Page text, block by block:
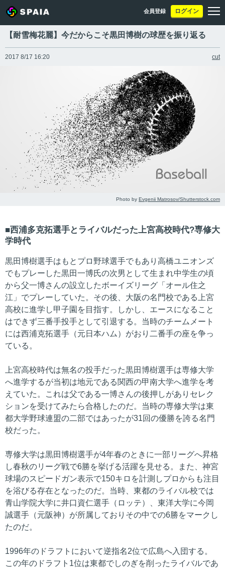
会員登録 ログイン
【耐雪梅花麗】今だからこそ黒田博樹の球歴を振り返る
2017 8/17 16:20 cut
Photo by Evgenii Matrosov/Shutterstock.com
西浦多克拓選手とライバルだった上宮高校時代?専修大
学時代
黒田博樹選手はもとプロ野球選手でもあり高橋ユニオンズ
でもプレーした黒田一博氏の次男として生まれ中学生の頃
から父一博さんの設立したボーイズリーグ「オール住之
江」でプレーしていた。その後、大阪の名門校である上宮
高校に進学し甲子園を目指す。しかし、エースになること
はできず三番手投手として引退する。当時のチームメート
には西浦克拓選手（元日本ハム）がおり二番手の座を争っ
ている。
上宮高校時代は無名の投手だった黒田博樹選手は専修大学
へ進学するが当初は地元である関西の甲南大学へ進学を考
えていた。これは父である一博さんの後押しがありセレク
ションを受けてみたら合格したのだ。当時の専修大学は東
都大学野球連盟の二部ではあったが31回の優勝を誇る名門
校だった。
専修大学は黒田博樹選手が4年春のときに一部リーグへ昇格
し春秋のリーグ戦で6勝を挙げる活躍を見せる。また、神宮
球場のスピードガン表示で150キロを計測しプロからも注目
を浴びる存在となったのだ。当時、東都のライバル校では
青山学院大学に井口資仁選手（ロッテ）、東洋大学に今岡
誠選手（元阪神）が所属しておりその中での6勝をマークし
たのだ。
1996年のドラフトにおいて逆指名2位で広島へ入団する。
この年のドラフト1位は東都でしのぎを削ったライバルであ